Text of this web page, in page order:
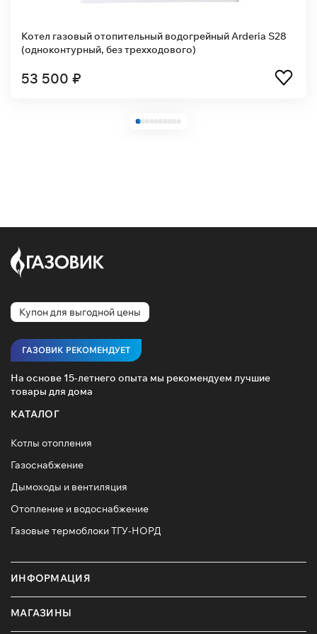
Котел газовый отопительный водогрейный Arderia S28
(одноконтурный, без трехходового)
53 500 ₽
Купон для выгодной цены
ГАЗОВИК РЕКОМЕНДУЕТ
На основе 15-летнего опыта мы рекомендуем лучшие
товары для дома
КАТАЛОГ
Котлы отопления
Газоснабжение
Дымоходы и вентиляция
Отопление и водоснабжение
Газовые термоблоки ТГУ-НОРД
ИНФОРМАЦИЯ
МАГАЗИНЫ